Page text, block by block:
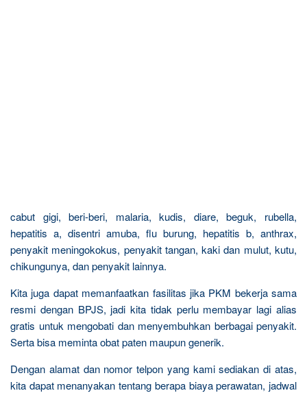
cabut gigi, beri-beri, malaria, kudis, diare, beguk, rubella,
hepatitis a, disentri amuba, flu burung, hepatitis b, anthrax,
penyakit meningokokus, penyakit tangan, kaki dan mulut, kutu,
chikungunya, dan penyakit lainnya.
Kita juga dapat memanfaatkan fasilitas jika PKM bekerja sama
resmi dengan BPJS, jadi kita tidak perlu membayar lagi alias
gratis untuk mengobati dan menyembuhkan berbagai penyakit.
Serta bisa meminta obat paten maupun generik.
Dengan alamat dan nomor telpon yang kami sediakan di atas,
kita dapat menanyakan tentang berapa biaya perawatan, jadwal